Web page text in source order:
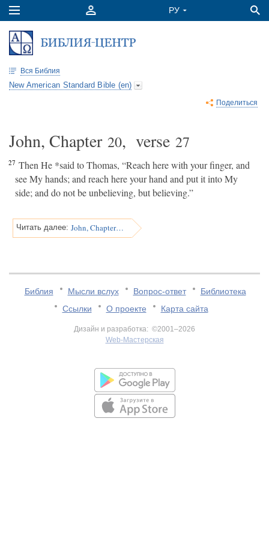
Вся Библия
New American Standard Bible (en)
Поделиться
John, Chapter 20, verse 27
27 Then He *said to Thomas, “Reach here with your finger, and
see My hands; and reach here your hand and put it into My
side; and do not be unbelieving, but believing.”
Читать далее: John, Chapter 20
Библия Мысли вслух Вопрос-ответ
Библиотека
Ссылки
О проекте Карта сайта
Дизайн и разработка: ©2001–2026
Web-Мастерская